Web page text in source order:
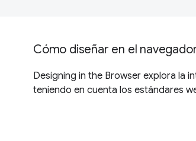
Cómo diseñar en el
Designing in the Browser explora la
teniendo en cuenta los estándares